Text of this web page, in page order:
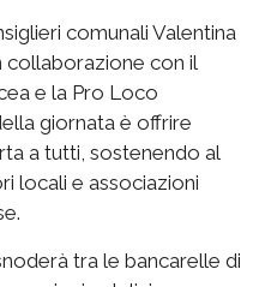
comunali Valentina
collaborazione con il
e la Pro Loco
giornata è offrire
a tutti, sostenendo al
locali e associazioni
tra le bancarelle di